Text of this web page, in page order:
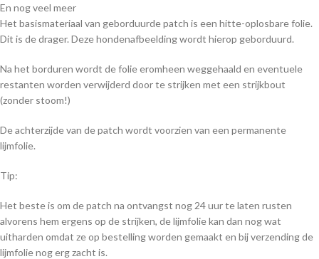
En nog veel meer
Het basismateriaal van geborduurde patch is een hitte-oplosbare folie.
Dit is de drager. Deze hondenafbeelding wordt hierop geborduurd.
Na het borduren wordt de folie eromheen weggehaald en eventuele
restanten worden verwijderd door te strijken met een strijkbout
(zonder stoom!)
De achterzijde van de patch wordt voorzien van een permanente
lijmfolie.
Tip:
Het beste is om de patch na ontvangst nog 24 uur te laten rusten
alvorens hem ergens op de strijken, de lijmfolie kan dan nog wat
uitharden omdat ze op bestelling worden gemaakt en bij verzending de
lijmfolie nog erg zacht is.